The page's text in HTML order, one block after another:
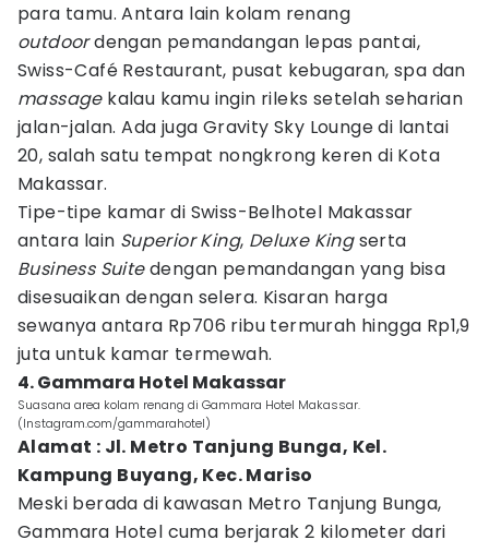
para tamu. Antara lain kolam renang
outdoordengan pemandangan lepas pantai,
Swiss-Café Restaurant, pusat kebugaran, spa dan
massagekalau kamu ingin rileks setelah seharian
jalan-jalan. Ada juga Gravity Sky Lounge di lantai
20, salah satu tempat nongkrong keren di Kota
Makassar.
Tipe-tipe kamar di Swiss-Belhotel Makassar
antara lain Superior King, Deluxe Kingserta
Business Suitedengan pemandangan yang bisa
disesuaikan dengan selera. Kisaran harga
sewanya antara Rp706 ribu termurah hingga Rp1,9
juta untuk kamar termewah.
4. Gammara Hotel Makassar
Suasana area kolam renang di Gammara Hotel Makassar.
(Instagram.com/gammarahotel)
Alamat : Jl. Metro Tanjung Bunga, Kel.
Kampung Buyang, Kec. Mariso
Meski berada di kawasan Metro Tanjung Bunga,
Gammara Hotel cuma berjarak 2 kilometer dari